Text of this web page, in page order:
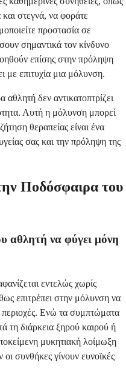
και στεγνά, να φοράτε
προστασία σε
σημαντικά τον κίνδυνο
επίσης στην πρόληψη
με επιτυχία μια μόλυνση.
δεν αντικατοπτρίζει
Αυτή η μόλυνση μπορεί
θεραπείας είναι ένα
σας και την πρόληψη της
Ποδόσφαιρα του
αθλητή να φύγει μόνη
εντελώς χωρίς
επιτρέπει στην μόλυνση να
περιοχές. Ενώ τα συμπτώματα
τη διάρκεια ξηρού καιρού ή
μυκητιακή λοίμωξη
οι συνθήκες γίνουν ευνοϊκές